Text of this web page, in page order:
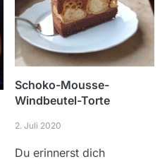
Schoko-Mousse-
Windbeutel-Torte
2. Juli 2020
Du erinnerst dich